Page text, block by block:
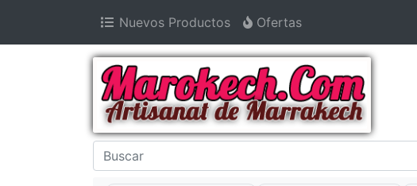
Nuevos Productos Ofertas